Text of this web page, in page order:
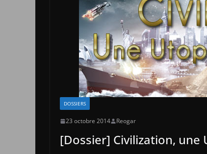
DOSSIERS
23 octobre 2014 Reogar
[Dossier] Civilization, une